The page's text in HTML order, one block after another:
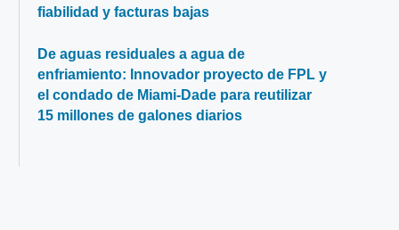
fiabilidad y facturas bajas
De aguas residuales a agua de
enfriamiento: Innovador proyecto de FPL y
el condado de Miami-Dade para reutilizar
15 millones de galones diarios